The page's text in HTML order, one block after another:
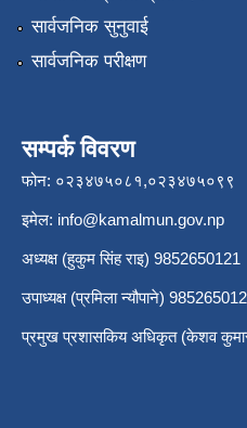
सार्वजनिक सुनुवाई
सार्वजनिक परीक्षण
सम्पर्क विवरण
फोन: ०२३४७५०८१,०२३४७५०९९
इमेल: info@kamalmun.gov.np
अध्यक्ष (हुकुम सिंह राइ) 9852650121
उपाध्यक्ष (प्रमिला न्यौपाने)
प्रमुख प्रशासकिय अधिकृत (केशव